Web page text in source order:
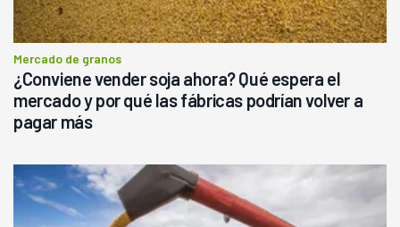
Mercado de granos
¿Conviene vender soja ahora? Qué espera el
mercado y por qué las fábricas podrían volver a
pagar más